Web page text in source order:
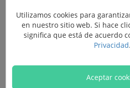
Características principales:
Te permiteagregar
textos, etc. a tus grabaciones
resaltar o esconder
Utilizamos cookies para
en nuestro sitio web. Si hace
significa que está de acuerdo
Privacidad.
Aceptar